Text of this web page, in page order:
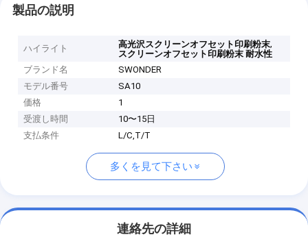
製品の説明
ハイライト 高光沢スクリーンオフセット印刷粉末,
スクリーンオフセット印刷粉末 耐水性
ブランド名
SWONDER
モデル番号
SA10
価格
1
受渡し時間
10〜15日
支払条件
L/C,T/T
多くを見て下さい
連絡先の詳細